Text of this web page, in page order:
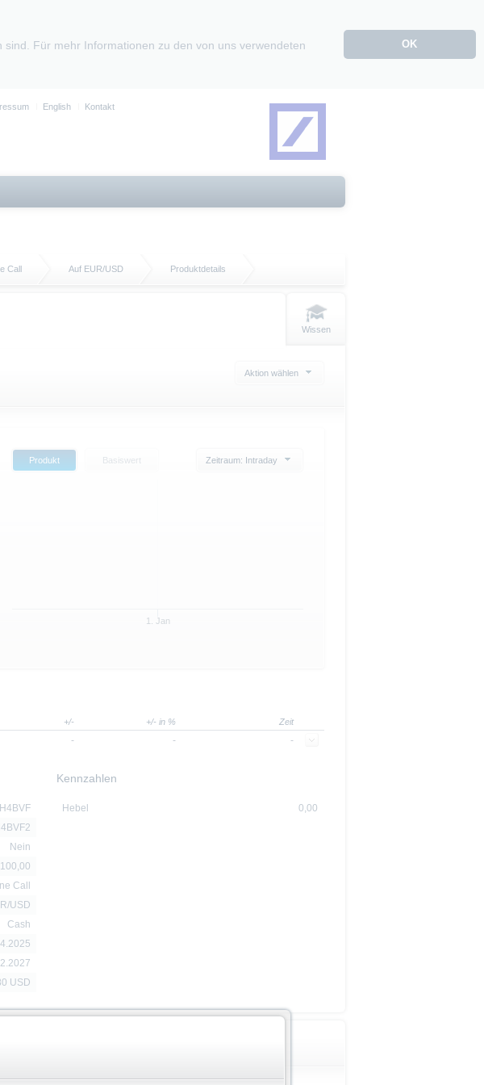
Für mehr Informationen zu den von uns verwendeten
OK
English Kontakt
Call Auf EUR/USD Produktdetails
Wissen
Aktion wählen
Produkt Basiswert Zeitraum: Intraday
1. Jan
+/- +/- in % Zeit
- - -
Nein
100,00
Call
USD
Cash
USD
Kennzahlen
Hebel 0,00